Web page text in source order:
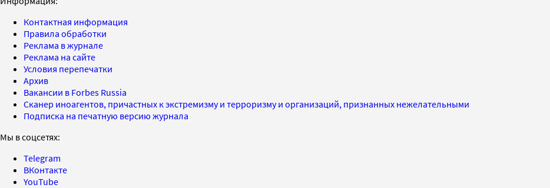
Контактная информация
Правила обработки
Реклама в журнале
Реклама на сайте
Условия перепечатки
Архив
Вакансии в Forbes Russia
Сканер иноагентов, причастных к экстремизму и терроризму и организаций, признанных нежелательными
Подписка на печатную версию журнала
Мы в соцсетях:
Telegram
ВКонтакте
YouTube